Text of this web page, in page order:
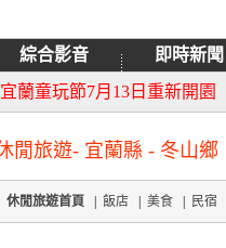
綜合影音
即時新聞
宜蘭童玩節7月13日重新開園
大同音樂祭延期至8月9日禮
閒旅遊- 宜蘭縣 - 冬山鄉
休閒旅遊首頁 飯店 美食 民宿